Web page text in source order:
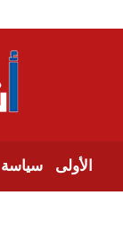
الأولى سياسة